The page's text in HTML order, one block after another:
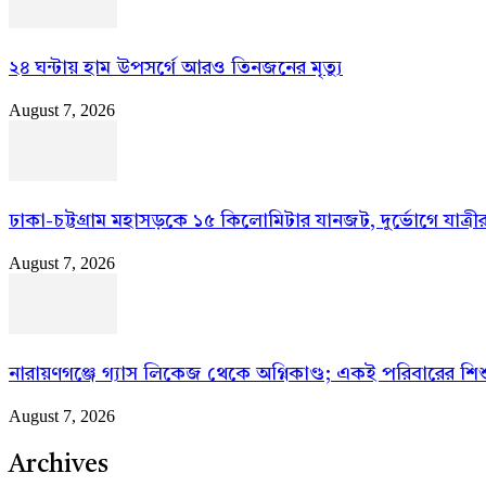
২৪ ঘন্টায় হাম উপসর্গে আরও তিনজনের মৃত্যু
August 7, 2026
ঢাকা-চট্টগ্রাম মহাসড়কে ১৫ কিলোমিটার যানজট, দুর্ভোগে
August 7, 2026
নারায়ণগঞ্জে গ্যাস লিকেজ থেকে অগ্নিকাণ্ড; একই পরিবারের
August 7, 2026
Archives